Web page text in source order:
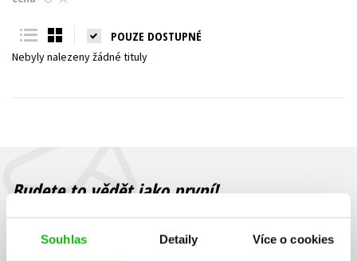
Souhlas Detaily Více o cookies
Young adult (SK)
Všechny tituly
POUZE DOSTUPNÉ
Nebyly nalezeny žádné tituly
Budete to vědět jako první!
Zajímá Vás, jaký knižní hit právě vychází, na jaké zboží je výhodná
sleva, jaká běží soutěž o ceny? Přihlášením k odběru našich e-
souhlasíte se zpracováním osobních údajů